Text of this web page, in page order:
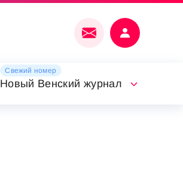
Свежий номер
Новый Венский журнал